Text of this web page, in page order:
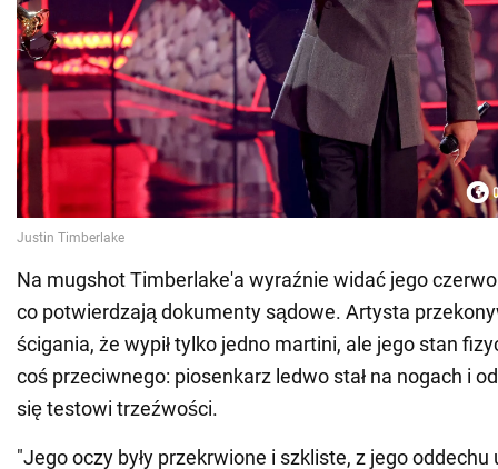
Na mugshot Timberlake'a wyraźnie widać jego
co potwierdzają dokumenty sądowe. Artysta
ścigania, że wypił tylko jedno martini, ale jego stan
coś przeciwnego: piosenkarz ledwo stał na nogach i
się testowi trzeźwości.
"Jego oczy były przekrwione i szkliste, z jego oddechu